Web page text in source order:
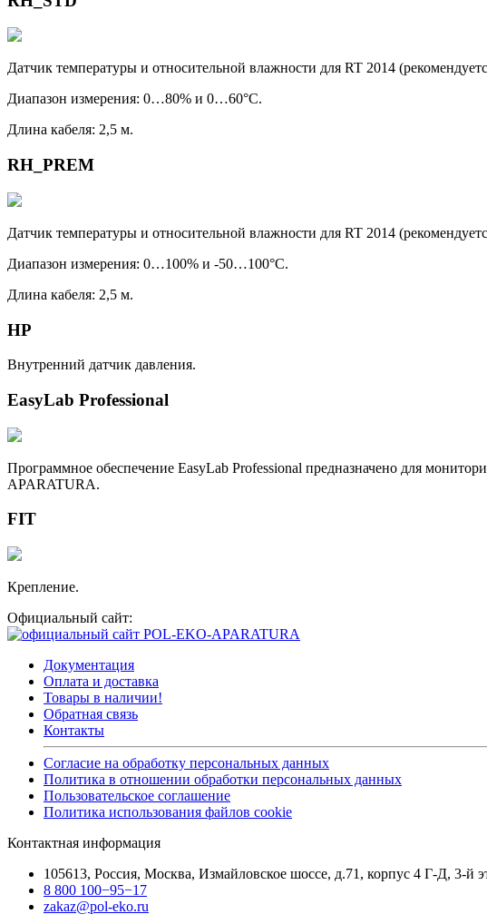
Датчик температуры и относительной влажности для RT 2014
Диапазон измерения: 0…80% и 0…60°C.
Длина кабеля: 2,5 м.
RH_PREM
Датчик температуры и относительной влажности для RT 2014
Диапазон измерения: 0…100% и -50…100°C.
Длина кабеля: 2,5 м.
HP
Внутренний датчик давления.
EasyLab Professional
Программное обеспечение EasyLab Professional предназначено для
APARATURA.
FIT
Крепление.
Официальный сайт:
Документация
Оплата и доставка
Товары в наличии!
Обратная связь
Контакты
Согласие на обработку персональных данных
Политика в отношении обработки персональных данных
Пользовательское соглашение
Политика использования файлов cookie
Контактная информация
105613, Россия, Москва, Измайловское шоссе, д.71, корпус 4 Г-Д,
8 800 100−95−17
zakaz@pol-eko.ru